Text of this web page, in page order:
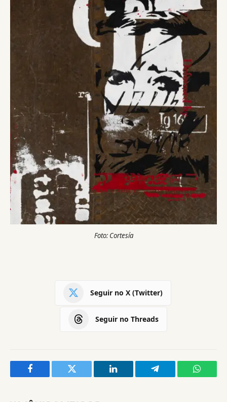
Foto: Cortesía
Seguir no X (Twitter)
Seguir no Threads
Facebook Twitter LinkedIn Telegram